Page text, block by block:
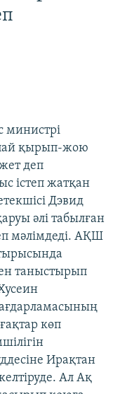
қырып-жою
деп
істеп жатқан
Дэвид
әлі табылған
мәлімдеді. АҚШ
таныстырып
көп
Ирақтан
Ал Ақ